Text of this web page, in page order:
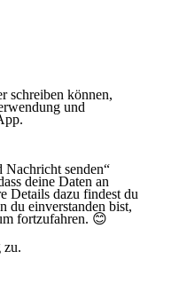
schreiben können,
und
senden“
deine Daten an
Details dazu findest du
du einverstanden bist,
fortzufahren. 😊
zu.